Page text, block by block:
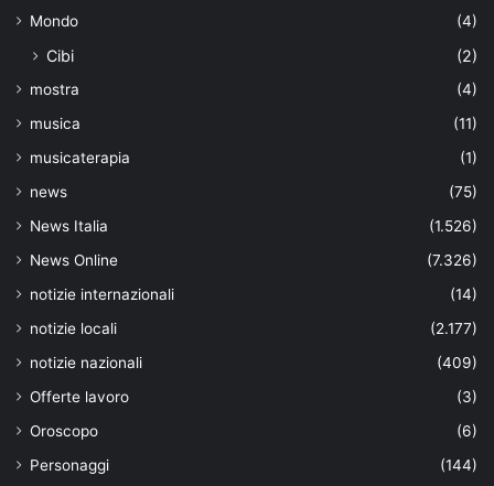
Mondo
(4)
Cibi (2)
mostra
(4)
musica
(11)
musicaterapia
(1)
news
(75)
News Italia
(1.526)
News Online
(7.326)
notizie internazionali
(14)
notizie locali
(2.177)
notizie nazionali
(409)
Offerte lavoro
(3)
Oroscopo
(6)
Personaggi
(144)